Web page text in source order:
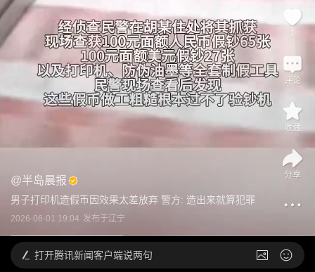
@半岛晨报
男子打印机造假币因效果太差放弃 警方: 造出来就算犯罪
2026-06-01 19:04 发布于辽宁
1
评论
收藏
分享
打开腾讯新闻客户端说两句